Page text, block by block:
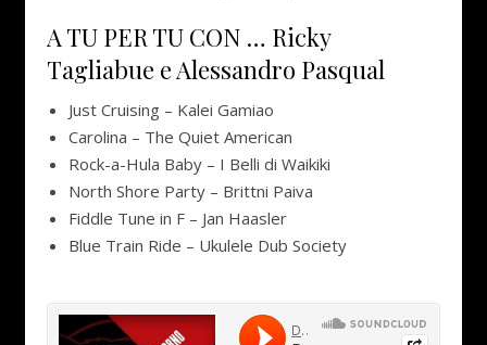
A TU PER TU CON … Ricky
Tagliabue e Alessandro Pasqual
Just Cruising – Kalei Gamiao
Carolina – The Quiet American
Rock-a-Hula Baby – I Belli di Waikiki
North Shore Party – Brittni Paiva
Fiddle Tune in F – Jan Haasler
Blue Train Ride – Ukulele Dub Society